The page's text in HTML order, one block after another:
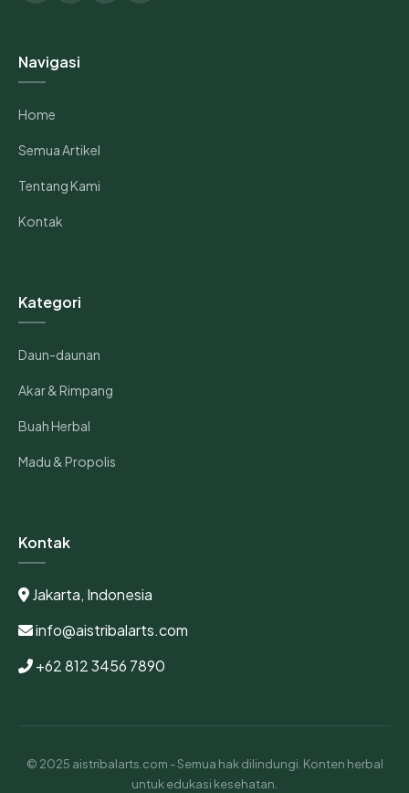
Navigasi
Home
Semua Artikel
Tentang Kami
Kontak
Kategori
Daun-daunan
Akar & Rimpang
Buah Herbal
Madu & Propolis
Kontak
Jakarta, Indonesia
info@aistribalarts.com
+62 812 3456 7890
© 2025 aistribalarts.com - Semua hak dilindungi. Konten herbal
untuk edukasi kesehatan.